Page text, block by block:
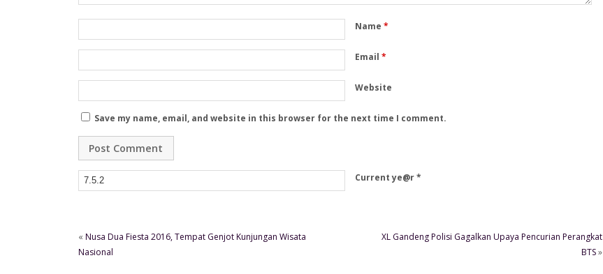
Name *
Email *
Website
Save my name, email, and website in this browser for the next time I comment.
Current ye@r*
« Nusa Dua Fiesta 2016, Tempat Genjot Kunjungan Wisata
Nasional
XL Gandeng Polisi Gagalkan Upaya Pencurian Perangkat
BTS»